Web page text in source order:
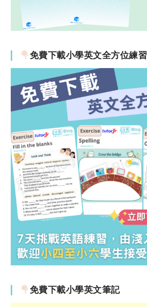
免費下載小學英文全方位練習
免費下載小學英文筆記